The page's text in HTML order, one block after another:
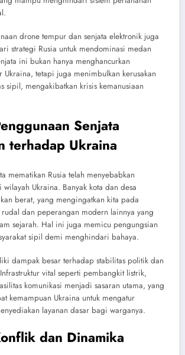
drone tempur dan senjata elektronik juga
strategi Rusia untuk mendominasi medan
ini bukan hanya menghancurkan
Ukraina, tetapi juga menimbulkan kerusakan
sipil, mengakibatkan krisis kemanusiaan
Senjata
terhadap Ukraina
mematikan Rusia telah menyebabkan
wilayah Ukraina. Banyak kota dan desa
berat, yang mengingatkan kita pada
dan peperangan modern lainnya yang
sejarah. Hal ini juga memicu pengungsian
sipil demi menghindari bahaya.
dampak besar terhadap stabilitas politik dan
vital seperti pembangkit listrik,
komunikasi menjadi sasaran utama, yang
kemampuan Ukraina untuk mengatur
layanan dasar bagi warganya.
dan Dinamika